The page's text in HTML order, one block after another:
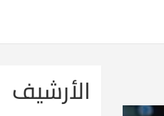
الأرشيف